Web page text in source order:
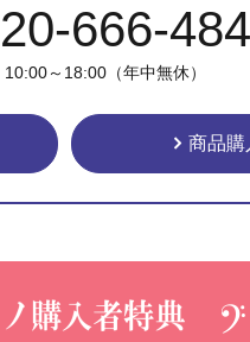
666-484
～18:00（年中無休）
商品購